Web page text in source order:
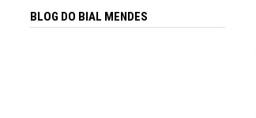
BLOG DO BIAL MENDES